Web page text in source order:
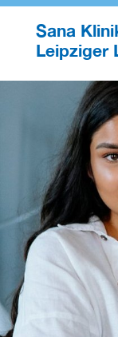
Sana
Leipziger